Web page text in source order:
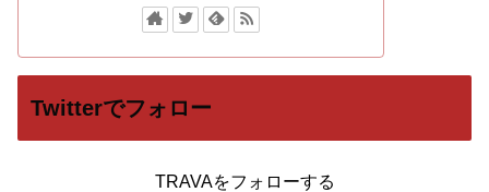
Twitterでフォロー
TRAVAをフォローする